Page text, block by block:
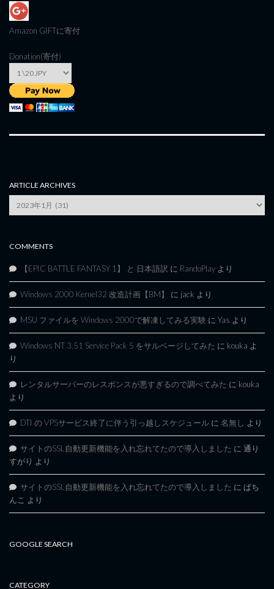
Amazon GIFTに寄付
Donation(寄付)
ARTICLE ARCHIVES
Archives
COMMENTS
【EPIC BATTLE FANTASY 1】 と 日本語訳 に RandoPlay より
Windows 2000 Kernel32 改造計画【BM】 に jack より
MSU ファイルを Windows 2000で解凍してみる実験 に Yas より
Windows NT 3.51 Service Pack 5 をサルベージしてみた に kouka よ
り
レンタルサーバーのレスポンスが悪すぎるので調べてみた に kouka
より
DTI の VPSサービス終了に伴う引っ越しスケジュール に 名無し より
サイトのSSL自動更新機能を入れ忘れてたので導入しました に 通り
すがり より
サイトのSSL自動更新機能を入れ忘れてたので導入しました に ぱち
んこ より
GOOGLE SEARCH
CATEGORY